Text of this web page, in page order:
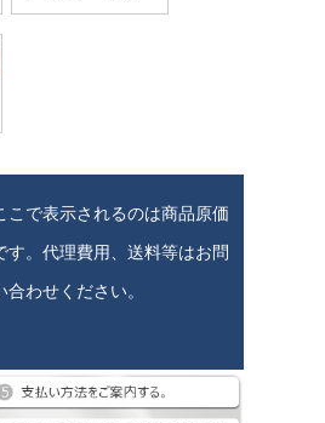
こで表示されるのは商品原価
す。代理費用、送料等はお問
合わせください。